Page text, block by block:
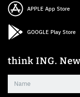
APPLE App Store
GOOGLE Play Store
think ING.